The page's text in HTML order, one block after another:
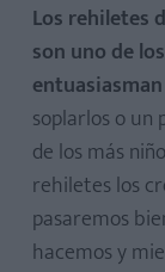
Los rehiletes
son uno de
soplarlos o un
de los más
rehiletes los
pasaremos
hacemos y